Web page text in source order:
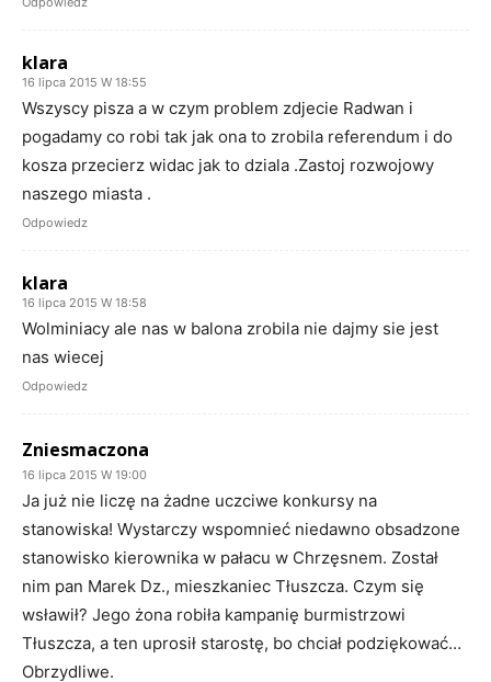
klara
16 lipca 2015 W 18:55
Wszyscy pisza a w czym problem zdjecie Radwan i
pogadamy co robi tak jak ona to zrobila referendum i do
kosza przecierz widac jak to dziala .Zastoj rozwojowy
naszego miasta .
Odpowiedz
klara
16 lipca 2015 W 18:58
Wolminiacy ale nas w balona zrobila nie dajmy sie jest
nas wiecej
Odpowiedz
Zniesmaczona
16 lipca 2015 W 19:00
Ja już nie liczę na żadne uczciwe konkursy na
stanowiska! Wystarczy wspomnieć niedawno obsadzone
stanowisko kierownika w pałacu w Chrzęsnem. Został
nim pan Marek Dz., mieszkaniec Tłuszcza. Czym się
wsławił? Jego żona robiła kampanię burmistrzowi
Tłuszcza, a ten uprosił starostę, bo chciał podziękować…
Obrzydliwe.